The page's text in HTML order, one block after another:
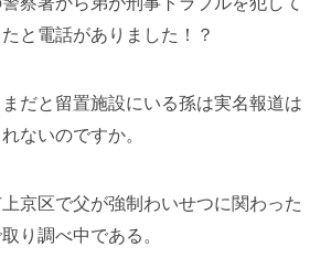
と電話がありました！？
だと留置施設にいる孫は実名報道は
ないのですか。
京区で父が強制わいせつに関わった
り調べ中である。